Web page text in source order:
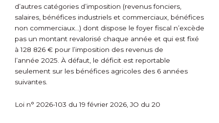
d’autres catégories d’imposition (revenus fonciers,
salaires, bénéfices industriels et commerciaux, bénéfices
non commerciaux…) dont dispose le foyer fiscal n’excède
pas un montant revalorisé chaque année et qui est fixé
à 128 826 € pour l’imposition des revenus de
l’année 2025. À défaut, le déficit est reportable
seulement sur les bénéfices agricoles des 6 années
suivantes.
Loi n° 2026-103 du 19 février 2026, JO du 20